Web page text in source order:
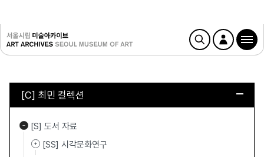
[C] 최민 컬렉션
[S] 도서 자료
[SS] 시각문화연구